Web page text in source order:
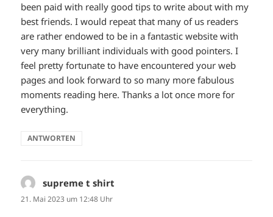
been paid with really good tips to write about with my
best friends. I would repeat that many of us readers
are rather endowed to be in a fantastic website with
very many brilliant individuals with good pointers. I
feel pretty fortunate to have encountered your web
pages and look forward to so many more fabulous
moments reading here. Thanks a lot once more for
everything.
ANTWORTEN
supreme t shirt
21. Mai 2023 um 12:48 Uhr